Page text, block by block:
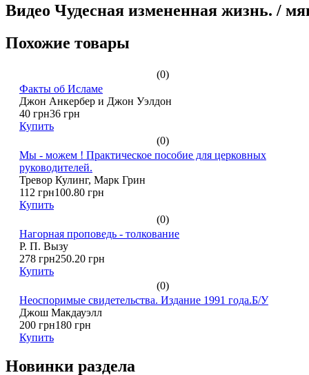
Видео Чудесная измененная жизнь. /
Похожие товары
(0)
Факты об Исламе
Джон Анкербер и Джон Уэлдон
40 грн36 грн
Купить
(0)
Мы - можем ! Практическое пособие для церковных
руководителей.
Тревор Кулинг, Марк Грин
112 грн100.80 грн
Купить
(0)
Нагорная проповедь - толкование
Р. П. Вызу
278 грн250.20 грн
Купить
(0)
Неоспоримые свидетельства. Издание 1991 года.Б/У
Джош Макдауэлл
200 грн180 грн
Купить
Новинки раздела